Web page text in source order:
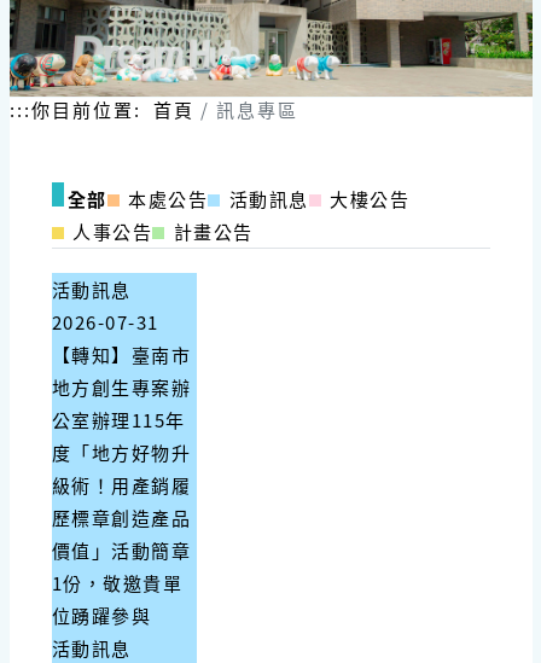
跳
到
主
要
內:::你目前位置: 首頁 訊息專區
全部 本處公告 活動訊息
大樓公告
人事公告
計畫公告
活動訊息
2026-07-31
【轉知】臺南市
地方創生專案辦
公室辦理115年
度「地方好物升
級術！用產銷履
歷標章創造產品
價值」活動簡章
1份，敬邀貴單
位踴躍參與
活動訊息